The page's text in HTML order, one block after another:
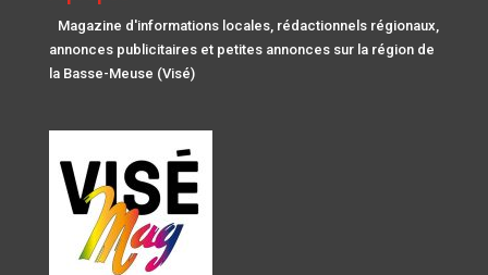
Magazine d'informations locales, rédactionnels régionaux,
annonces publicitaires et petites annonces sur la région de
la Basse-Meuse (Visé)